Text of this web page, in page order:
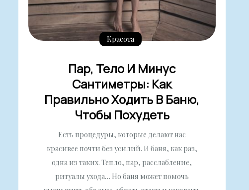
Красота
Пар, Тело И Минус
Сантиметры: Как
Правильно Ходить В Баню,
Чтобы Похудеть
Есть процедуры, которые делают нас
красивее почти без усилий. И баня, как раз,
одна из таких. Тепло, пар, расслабление,
ритуалы ухода… Но баня может помочь